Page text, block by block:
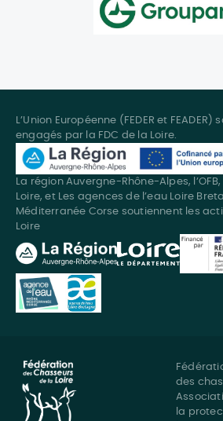
L’Union Européenne (FEDER et
engagés par la FDC de la Loire.
La région Auvergne-Rhône-Alpes,
Loire, et Les agences de l’eau Loire
Méditerranée Corse soutiennent les
Loire
des
la